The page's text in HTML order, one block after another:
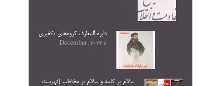
دایره المعارف گروه‌های تکفیری
5 December, 2024
سلام بر کلمه و سلام بر مخاطب (فهرست